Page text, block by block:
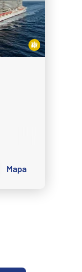
Mapa
strana